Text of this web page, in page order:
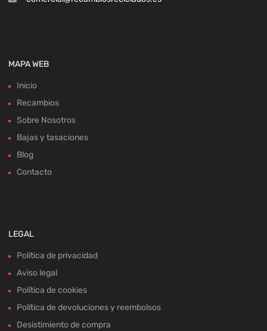
MAPA WEB
Inicio
Recambios
Sobre Nosotros
Bajas y tasaciones
Blog
Contacto
LEGAL
Política de privacidad
Aviso legal
Política de cookies
Política de devoluciones y reembolsos
Desistimiento de compra